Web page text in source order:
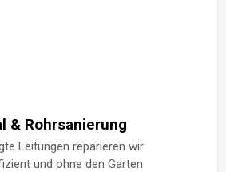
& Rohrsanierung
Leitungen reparieren wir
und ohne den Garten